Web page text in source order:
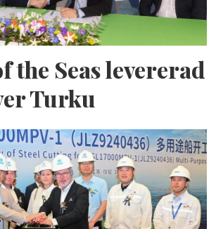
the Seas levererad
Turku